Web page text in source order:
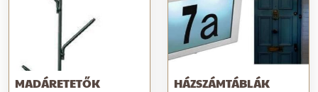
MADÁRETETŐK HÁZSZÁMTÁBLÁK